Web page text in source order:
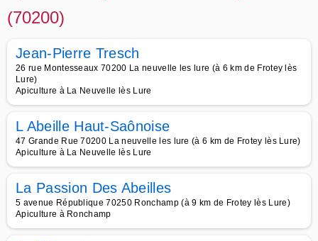
(70200)
Jean-Pierre Tresch
26 rue Montesseaux 70200 La neuvelle les lure (à 6 km de Frotey lès
Lure)
Apiculture à La Neuvelle lès Lure
L Abeille Haut-Saônoise
47 Grande Rue 70200 La neuvelle les lure (à 6 km de Frotey lès Lure)
Apiculture à La Neuvelle lès Lure
La Passion Des Abeilles
5 avenue République 70250 Ronchamp (à 9 km de Frotey lès Lure)
Apiculture à Ronchamp